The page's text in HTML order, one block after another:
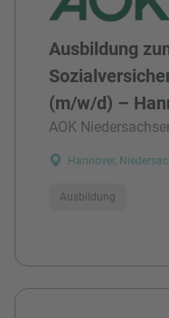
Ausbildung
(m/w/d) –
AOK
Hannover,
Ausbildung